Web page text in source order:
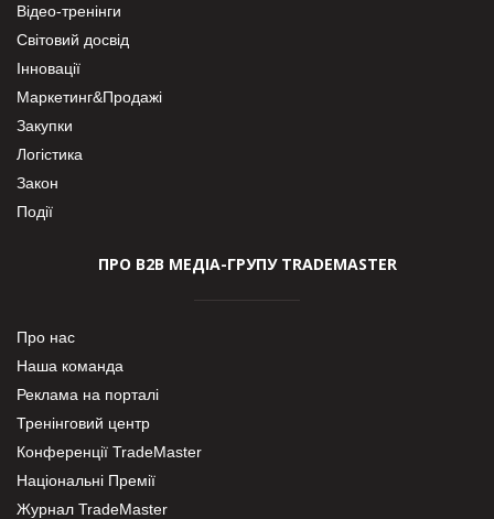
Відео-тренінги
Світовий досвід
Інновації
Маркетинг&Продажі
Закупки
Логістика
Закон
Події
ПРО В2В МЕДІА-ГРУПУ TRADEMASTER
Про нас
Наша команда
Реклама на порталі
Тренінговий центр
Конференції TradeMaster
Національні Премії
Журнал TradeMaster